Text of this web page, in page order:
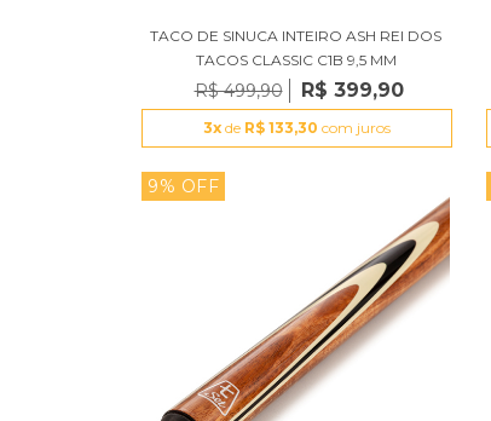
TACO DE SINUCA INTEIRO ASH REI DOS
TACOS CLASSIC C1B 9,5 MM
R$ 499,90 R$ 399,90
3x de R$ 133,30 com juros
9% OFF